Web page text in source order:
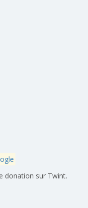
donation sur Twint.